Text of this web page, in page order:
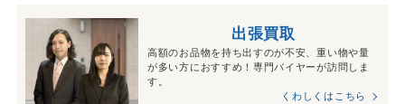
出張買取
高額のお品物を持ち出すのが不安、重い物や量
が多い方におすすめ！専門バイヤーが訪問しま
す。
くわしくはこちら